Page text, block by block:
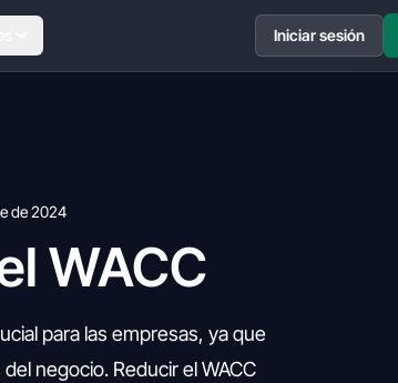
Iniciar sesión
de 2024
WACC
para las empresas, ya que
negocio. Reducir el WACC